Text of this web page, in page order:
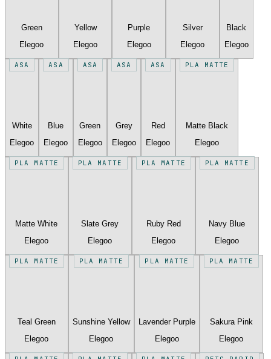
Green
Elegoo
Yellow
Elegoo
Purple
Elegoo
Silver
Elegoo
Black
Elegoo
ASA
White
Elegoo
ASA
Blue
Elegoo
ASA
Green
Elegoo
ASA
Grey
Elegoo
ASA
Red
Elegoo
PLA MATTE
Matte Black
Elegoo
PLA MATTE
Matte White
Elegoo
PLA MATTE
Slate Grey
Elegoo
PLA MATTE
Ruby Red
Elegoo
PLA MATTE
Navy Blue
Elegoo
PLA MATTE
Teal Green
Elegoo
PLA MATTE
Sunshine Yellow
Elegoo
PLA MATTE
Lavender Purple
Elegoo
PLA MATTE
Sakura Pink
Elegoo